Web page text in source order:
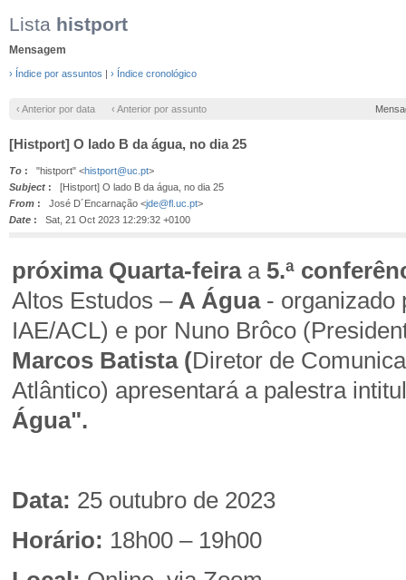
Lista histport
Mensagem
› Índice por assuntos | › Índice cronológico
‹ Anterior por data ‹ Anterior por assunto
[Histport] O lado B da água, no dia 25
To : "histport" <histport@uc.pt>
Subject : [Histport] O lado B da água, no dia 25
From : José D´Encarnação <jde@fl.uc.pt>
Date : Sat, 21 Oct 2023 12:29:32 +0100
próxima Quarta-feiraa 5.ª
Altos Estudos – A Água- organizado
IAE/ACL) e por Nuno Brôco
Marcos Batista (Diretor de
Atlântico) apresentará a palestra
Água".
Data: 25 outubro de 2023
Horário: 18h00 – 19h00